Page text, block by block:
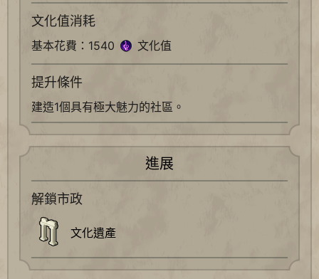
文化值消耗
基本花費：1540 文化值
提升條件
建造1個具有極大魅力的社區。
進展
解鎖市政
文化遺產